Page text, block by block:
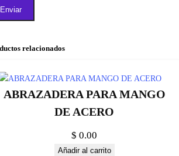
relacionados
ABRAZADERA PARA MANGO
DE ACERO
$ 0.00
Añadir al carrito